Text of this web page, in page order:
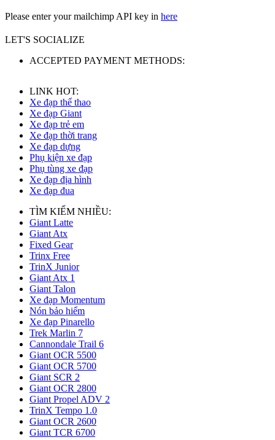
Please enter your mailchimp API key in here
LET'S SOCIALIZE
ACCEPTED PAYMENT METHODS:
LINK HOT:
Xe đạp thể thao
Xe đạp Giant
Xe đạp trẻ em
Xe đạp thời trang
Xe đạp dựng
Phụ kiện xe đạp
Phụ tùng xe đạp
Xe đạp địa hình
Xe đạp đua
TÌM KIẾM NHIỀU:
Giant Latte
Giant Atx
Fixed Gear
Trinx Free
TrinX Junior
Giant Atx 1
Giant Talon
Xe đạp Momentum
Nón bảo hiểm
Xe đạp Pinarello
Trek Marlin 7
Cannondale Trail 6
Giant OCR 5500
Giant OCR 5700
Giant SCR 2
Giant OCR 2800
Giant Propel ADV 2
TrinX Tempo 1.0
Giant OCR 2600
Giant TCR 6700